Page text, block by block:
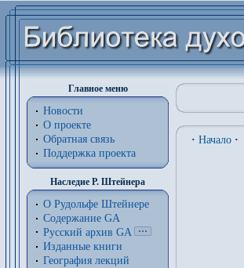
Главное меню
Новости
О проекте
Обратная связь
Поддержка проекта
Наследие Р. Штейнера
О Рудольфе Штейнере
Содержание GA
Русский архив GA
Изданные книги
География лекций
· Начало ·